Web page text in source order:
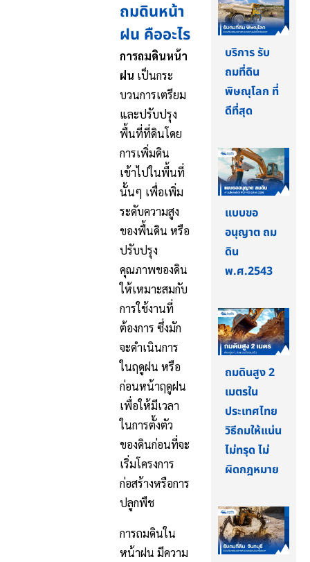
ถมดินหน้า
ฝน คืออะไร
การถมดินหน้า
ฝน เป็นกระ
บวนการเตรียม
และปรับปรุง
พื้นที่ที่ดินโดย
การเพิ่มดิน
เข้าไปในพื้นที่
นั้นๆ เพื่อเพิ่ม
ระดับความสูง
ของพื้นดิน หรือ
ปรับปรุง
คุณภาพของดิน
ให้เหมาะสมกับ
การใช้งานที่
ต้องการ ซึ่งมัก
จะดำเนินการ
ในฤดูฝน หรือ
ก่อนหน้าฤดูฝน
เพื่อให้มีเวลา
ในการตั้งตัว
ของดินก่อนที่จะ
เริ่มโครงการ
ก่อสร้างหรือการ
ปลูกพืช
การถมดินใน
หน้าฝน มีความ
บริการ รับ
ถมที่ดิน
พิษณุโลก ที่
ดีที่สุด
แบบขอ
อนุญาต ถม
ดิน
พ.ศ.2543
ถมดินสูง 2
เมตรใน
ประเทศไทย
วิธีถมให้แน่น
ไม่ทรุด ไม่
ผิดกฎหมาย